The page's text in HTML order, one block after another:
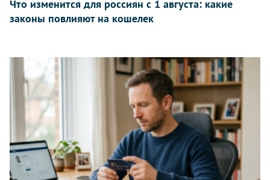
Что изменится для россиян с 1 августа: какие
законы повлияют на кошелек